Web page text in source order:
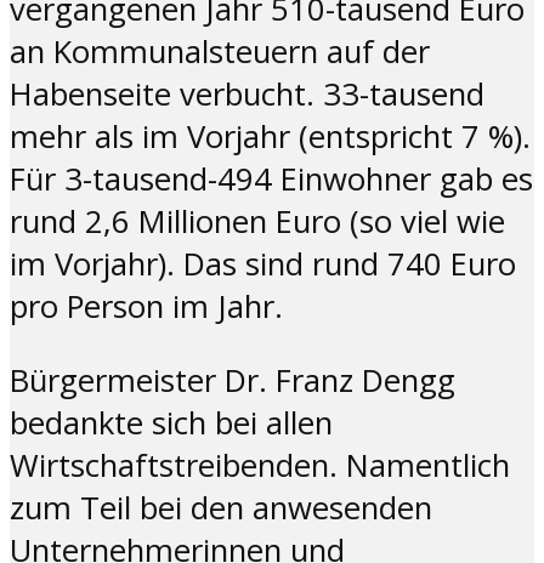
vergangenen Jahr 510-tausend Euro
an Kommunalsteuern auf der
Habenseite verbucht. 33-tausend
mehr als im Vorjahr (entspricht 7 %).
Für 3-tausend-494 Einwohner gab es
rund 2,6 Millionen Euro (so viel wie
im Vorjahr). Das sind rund 740 Euro
pro Person im Jahr.
Bürgermeister Dr. Franz Dengg
bedankte sich bei allen
Wirtschaftstreibenden. Namentlich
zum Teil bei den anwesenden
Unternehmerinnen und